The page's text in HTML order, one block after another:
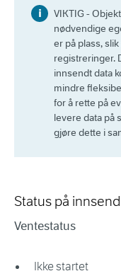
VIKTIG -
nødvendige
er på plass,
registreringer.
innsendtdata
mindre
for å rette på
levere data på
gjøre dette i
Status på
Ventestatus
Ikke startet